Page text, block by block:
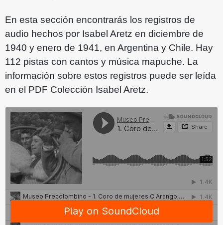
En esta sección encontrarás los registros de
audio hechos por Isabel Aretz en diciembre de
1940 y enero de 1941, en Argentina y Chile. Hay
112 pistas con cantos y música mapuche. La
información sobre estos registros puede ser leída
en el PDF Colección Isabel Aretz.